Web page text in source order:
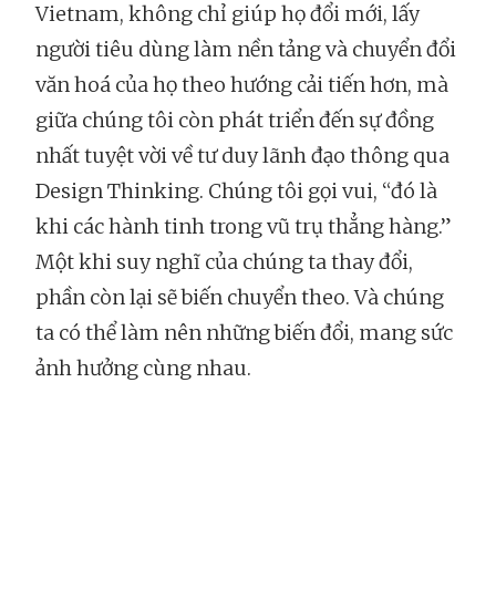
Vietnam, không chỉ giúp họ đổi mới, lấy
người tiêu dùng làm nền tảng và chuyển đổi
văn hoá của họ theo hướng cải tiến hơn, mà
giữa chúng tôi còn phát triển đến sự đồng
nhất tuyệt vời về tư duy lãnh đạo thông qua
Design Thinking. Chúng tôi gọi vui, “đó là
khi các hành tinh trong vũ trụ thẳng hàng.”
Một khi suy nghĩ của chúng ta thay đổi,
phần còn lại sẽ biến chuyển theo. Và chúng
ta có thể làm nên những biến đổi, mang sức
ảnh hưởng cùng nhau.